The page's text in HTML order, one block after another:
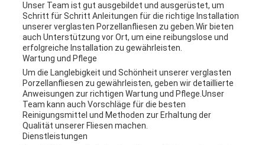
Unser Team ist gut ausgebildet und ausgerüstet, um
Schritt für Schritt Anleitungen für die richtige Installation
unserer verglasten Porzellanfliesen zu geben.Wir bieten
auch Unterstützung vor Ort, um eine reibungslose und
erfolgreiche Installation zu gewährleisten.
Wartung und Pflege
Um die Langlebigkeit und Schönheit unserer verglasten
Porzellanfliesen zu gewährleisten, geben wir detaillierte
Anweisungen zur richtigen Wartung und Pflege.Unser
Team kann auch Vorschläge für die besten
Reinigungsmittel und Methoden zur Erhaltung der
Qualität unserer Fliesen machen.
Dienstleistungen